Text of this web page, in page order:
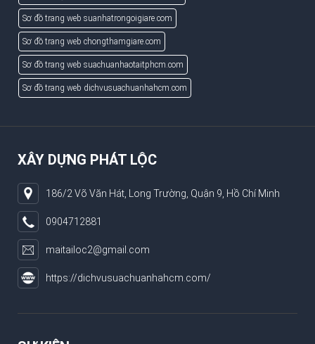
Sơ đồ trang web suanhatrongoigiare.com
Sơ đồ trang web chongthamgiare.com
Sơ đồ trang web suachuanhaotaitphcm.com
Sơ đồ trang web dichvusuachuanhahcm.com
XÂY DỰNG PHÁT LỘC
186/2 Võ Văn Hát, Long Trường, Quận 9, Hồ Chí Minh
0904712881
maitailoc2@gmail.com
https://dichvusuachuanhahcm.com/